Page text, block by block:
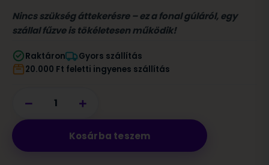
Nincs szükség áttekerésre – ez a fonal gúláról, egy
szállal fűzve is tökéletesen működik!
Raktáron
Gyors szállítás
20.000 Ft feletti ingyenes szállítás
− +
Kosárba teszem